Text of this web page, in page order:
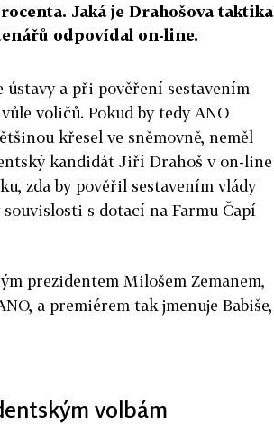
Jaká je Drahošova taktika
odpovídal on-line.
a při pověření sestavením
voličů. Pokud by tedy ANO
křesel ve sněmovně, neměl
kandidát Jiří Drahoš v on-line
zda by pověřil sestavením vlády
s dotací na Farmu Čapí
prezidentem Milošem Zemanem,
a premiérem tak jmenuje Babiše,
volbám